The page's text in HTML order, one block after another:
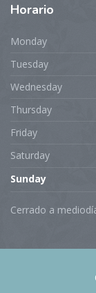
Horario
Monday
Tuesday
Wednesday
Thursday
Friday
Saturday
Sunday
Cerrado a